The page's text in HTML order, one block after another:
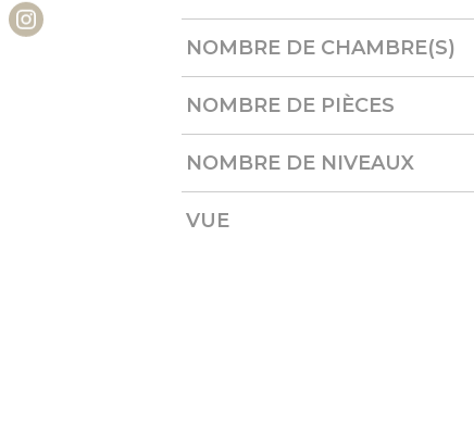
NOMBRE DE CHAMBRE(S)
NOMBRE DE PIÈCES
NOMBRE DE NIVEAUX
VUE